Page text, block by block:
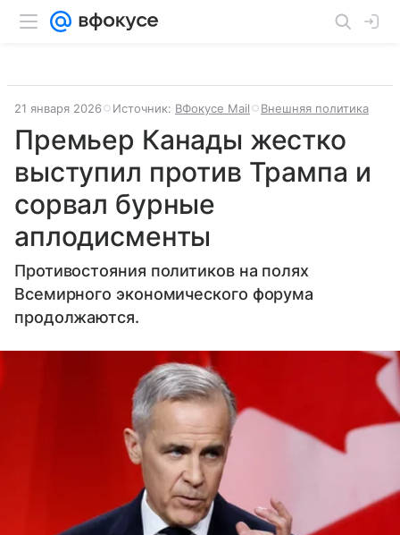
21 января 2026 Источник: ВФокусе Mail Внешняя политика
Премьер Канады жестко
выступил против Трампа и
сорвал бурные
аплодисменты
Противостояния политиков на полях
Всемирного экономического форума
продолжаются.